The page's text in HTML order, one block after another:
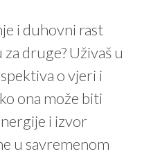
i duhovni rast
druge? Uživaš u
o vjeri i
ona može biti
i izvor
u savremenom